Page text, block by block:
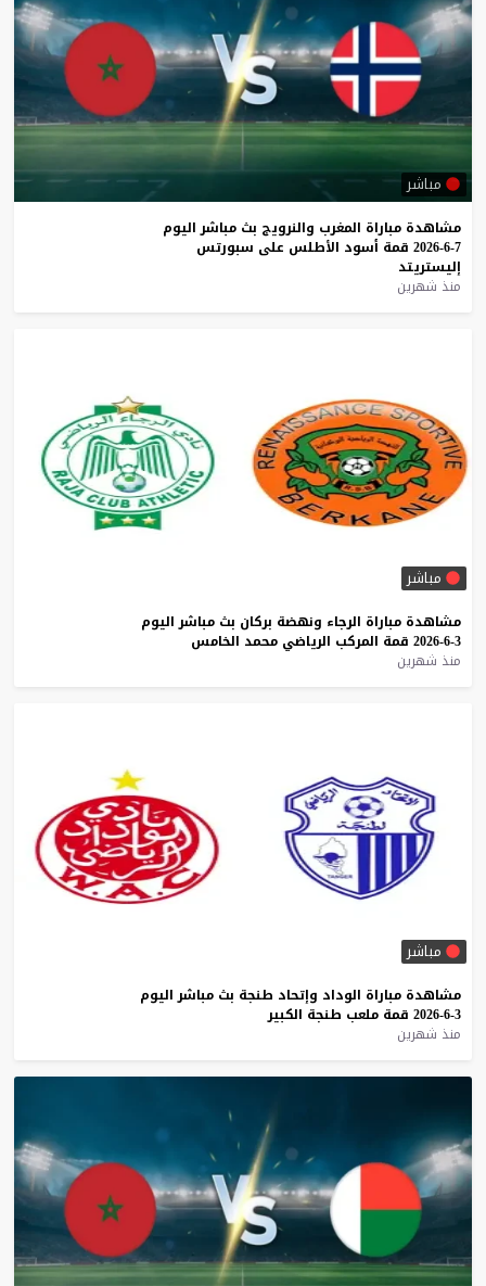
مباشر
مشاهدة مباراة المغرب والنرويج بث مباشر اليوم
7-6-2026
قمة أسود الأطلس على سبورتس
إليستريتد
منذ شهرين
مباشر
مشاهدة مباراة الرجاء ونهضة بركان بث مباشر اليوم
3-6-2026
قمة المركب الرياضي محمد الخامس
منذ شهرين
مباشر
مشاهدة مباراة الوداد وإتحاد طنجة بث مباشر اليوم
3-6-2026
قمة ملعب طنجة الكبير
منذ شهرين